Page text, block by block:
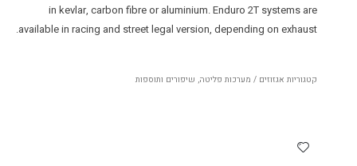
in kevlar, carbon fibre or aluminium. Enduro 2T systems are
available in racing and street legal version, depending on exhaust.
קטגוריות אגזוזים / מערכות פליטה, שיפורים ותוספות